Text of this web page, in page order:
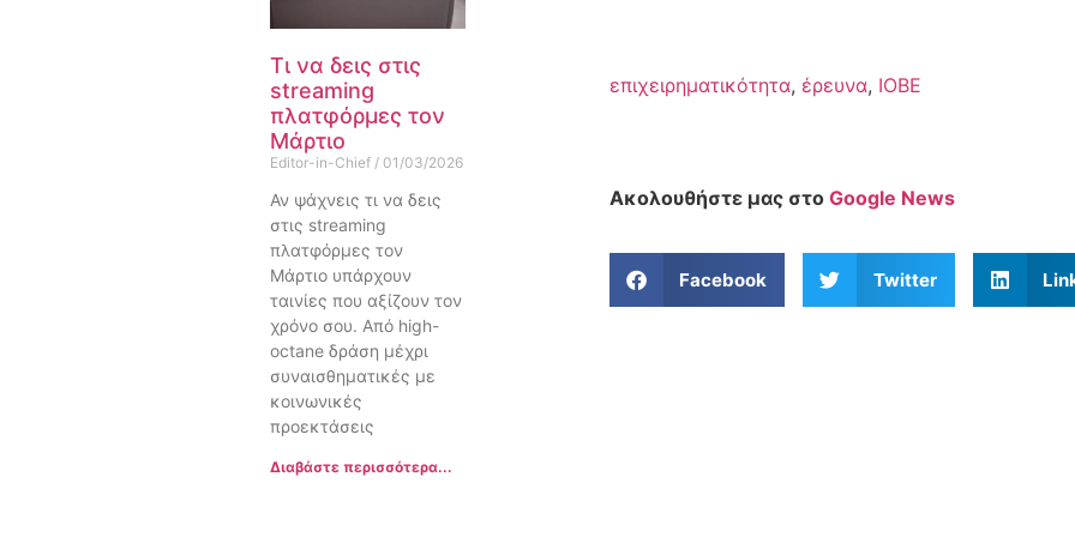
Τι να δεις στις
streaming
πλατφόρμες τον
Μάρτιο
Editor-in-Chief 01/03/2026
Αν ψάχνεις τι να δεις
στις streaming
πλατφόρμες τον
Μάρτιο υπάρχουν
ταινίες που αξίζουν τον
χρόνο σου. Από high-
octane δράση μέχρι
συναισθηματικές με
κοινωνικές
προεκτάσεις
Διαβάστε περισσότερα...
επιχειρηματικότητα, έρευνα, ΙΟΒΕ
Ακολουθήστε μας στο Google News
Facebook Twitter